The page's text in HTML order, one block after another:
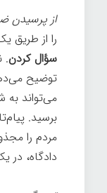
از پرسیدن
را از طریق
سؤال کردن.
توضیح
می‌تواند به
برسید.
مردم را
دادگاه، در